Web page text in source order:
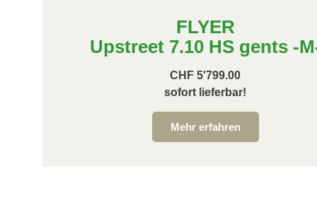
FLYER
Upstreet 7.10 HS gents -
CHF 5'799.00
sofort lieferbar!
Mehr erfahren